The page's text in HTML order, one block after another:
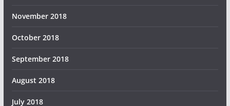
November 2018
October 2018
September 2018
August 2018
July 2018